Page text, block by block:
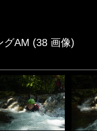
グAM (38 画像)